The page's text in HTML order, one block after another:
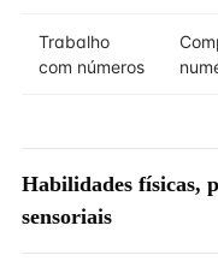
Trabalho
com números
Habilidades físicas,
sensoriais